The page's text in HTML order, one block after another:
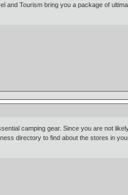
and Tourism bring you a package of
camping gear. Since you are not
directory to find about the stores in